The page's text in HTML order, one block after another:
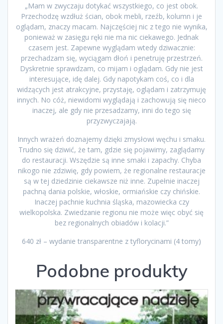
„Mam w zwyczaju dotykać wszystkiego, co jest obok.
Przechodzę wzdłuż ścian, obok mebli, rzeźb, kolumn i je
oglądam, znaczy macam. Najczęściej nic z tego nie wynika,
ponieważ w zasięgu ręki nie ma nic ciekawego. Jednak
czasem jest. Zapewne wyglądam wtedy dziwacznie:
przechadzam się, wyciągam dłoń i penetruję przestrzeń.
Dyskretnie sprawdzam, co mijam i oglądam. Gdy nie jest
interesujące, idę dalej. Gdy napotykam coś, co i dla
widzących jest atrakcyjne, przystaję, oglądam i zatrzymuję
innych. No cóż, niewidomi wyglądają i zachowują się nieco
inaczej, ale gdy nie przesadzamy, inni do tego się
przyzwyczajają.
Innych wrażeń doznajemy dzięki zmysłowi węchu i smaku.
Trudno się dziwić, że tam, gdzie się pojawimy, zaglądamy
do restauracji. Wszędzie są inne smaki i zapachy. Chyba
nikogo nie zdziwię, gdy powiem, że regionalne restauracje
są w tej dziedzinie ciekawsze niż inne. Zupełnie inaczej
pachną dania polskie, włoskie, ormiańskie czy chińskie.
Inaczej pachnie kuchnia śląska, mazowiecka czy
wielkopolska. Zwiedzanie regionu nie może więc obyć się
bez regionalnych obiadów i kolacji.”
640 zł – wydanie transparentne z tyflorycinami (4 tomy)
Podobne produkty